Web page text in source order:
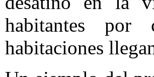
habitantes por
habitaciones